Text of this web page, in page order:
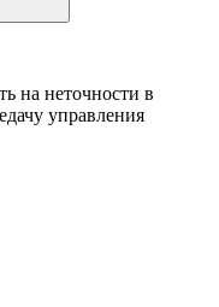
на неточности в
управления